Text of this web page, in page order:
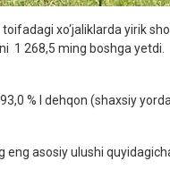
xo‘jaliklarda yirik
1 268,5 ming boshga yetdi.
% I dehqon (shaxsiy
eng asosiy ulushi